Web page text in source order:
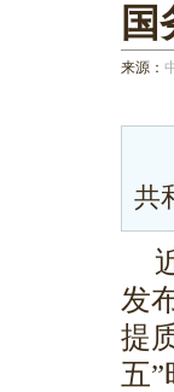
来源：
共
发
提
五